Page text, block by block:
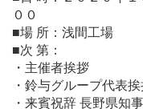
００
■場 所：浅間工場
■次 第：
・主催者挨拶
・鈴与グループ代表
・来賓祝辞 長野県知